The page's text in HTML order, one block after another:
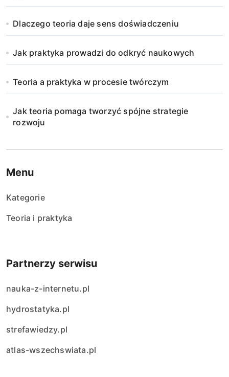
Dlaczego teoria daje sens doświadczeniu
Jak praktyka prowadzi do odkryć naukowych
Teoria a praktyka w procesie twórczym
Jak teoria pomaga tworzyć spójne strategie
rozwoju
Menu
Kategorie
Teoria i praktyka
Partnerzy serwisu
nauka-z-internetu.pl
hydrostatyka.pl
strefawiedzy.pl
atlas-wszechswiata.pl